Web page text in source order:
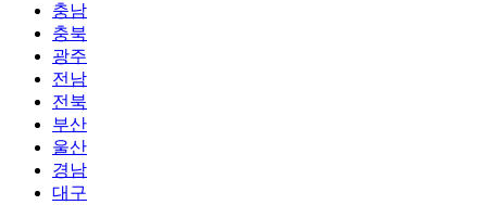
충남
충북
광주
전남
전북
부산
울산
경남
대구